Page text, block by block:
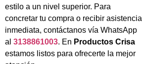
estilo a un nivel superior. Para
concretar tu compra o recibir asistencia
inmediata, contáctanos vía WhatsApp
al 3138861003. En Productos Crisa
estamos listos para ofrecerte la mejor